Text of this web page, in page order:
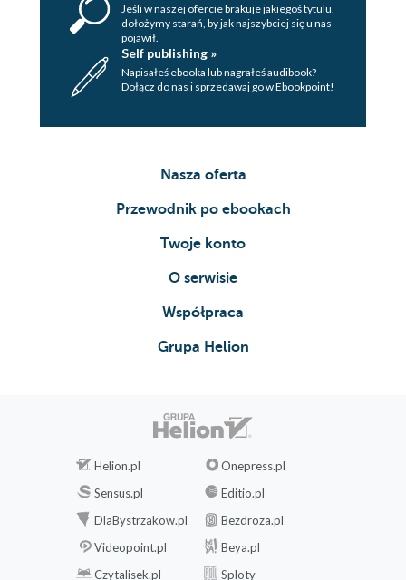
Jeśli w naszej ofercie brakuje jakiegoś tytulu,
dołożymy starań, by jak najszybciej się u nas
pojawił.
Self publishing »
Napisałeś ebooka lub nagrałeś audibook?
Dołącz do nas i sprzedawaj go w Ebookpoint!
Nasza oferta
Przewodnik po ebookach
Twoje konto
O serwisie
Współpraca
Grupa Helion
Helion.pl
Onepress.pl
Sensus.pl
Editio.pl
DlaBystrzakow.pl
Bezdroza.pl
Videopoint.pl
Beya.pl
Czytalisek.pl
Sploty